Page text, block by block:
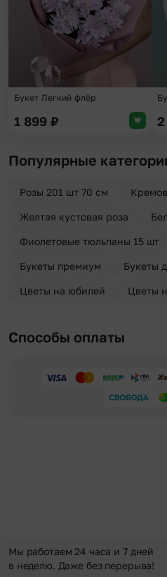
Букет Легкий флёр
1 899 ₽ 2
Популярные
Розы 201 шт 70 см
Желтая кустовая роза
Фиолетовые тюльпаны 15 шт
Букеты премиум Букеты
Цветы на юбилей Цветы
Способы оплаты
Мы работаем 24 часа и 7 дней
в неделю. Даже без перерыва!